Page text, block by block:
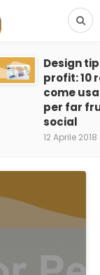
Design
profit: 10
come
per far
social
12 Aprile 2018